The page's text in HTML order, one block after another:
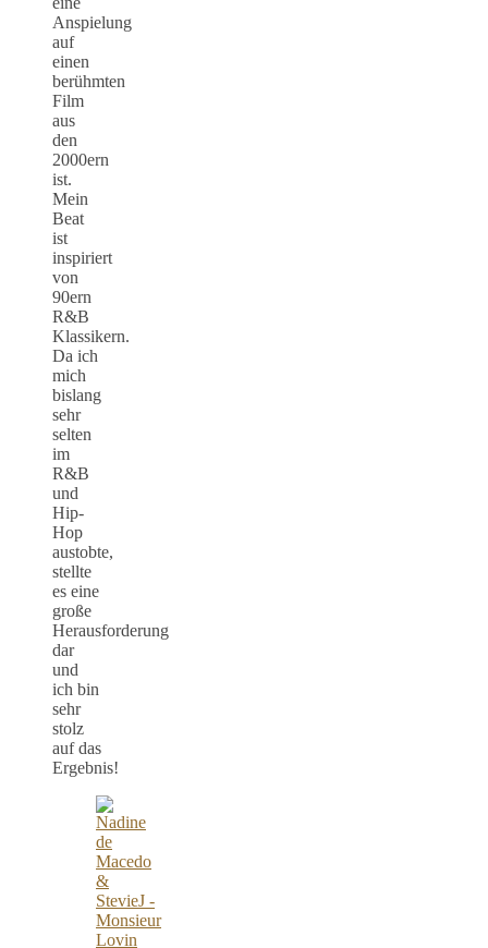
Anspielung
auf
einen
berühmten
Film
aus
den
2000ern
ist.
Mein
Beat
ist
inspiriert
von
90ern
R&B
Klassikern.
Da ich
mich
bislang
sehr
selten
im
R&B
und
Hip-
Hop
austobte,
stellte
es eine
große
Herausforderung
dar
und
ich bin
sehr
stolz
auf das
Ergebnis!